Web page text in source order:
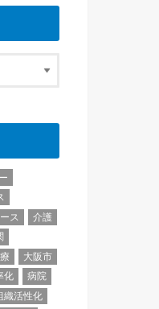
ス
介護
大阪市
化
病院
織活性化